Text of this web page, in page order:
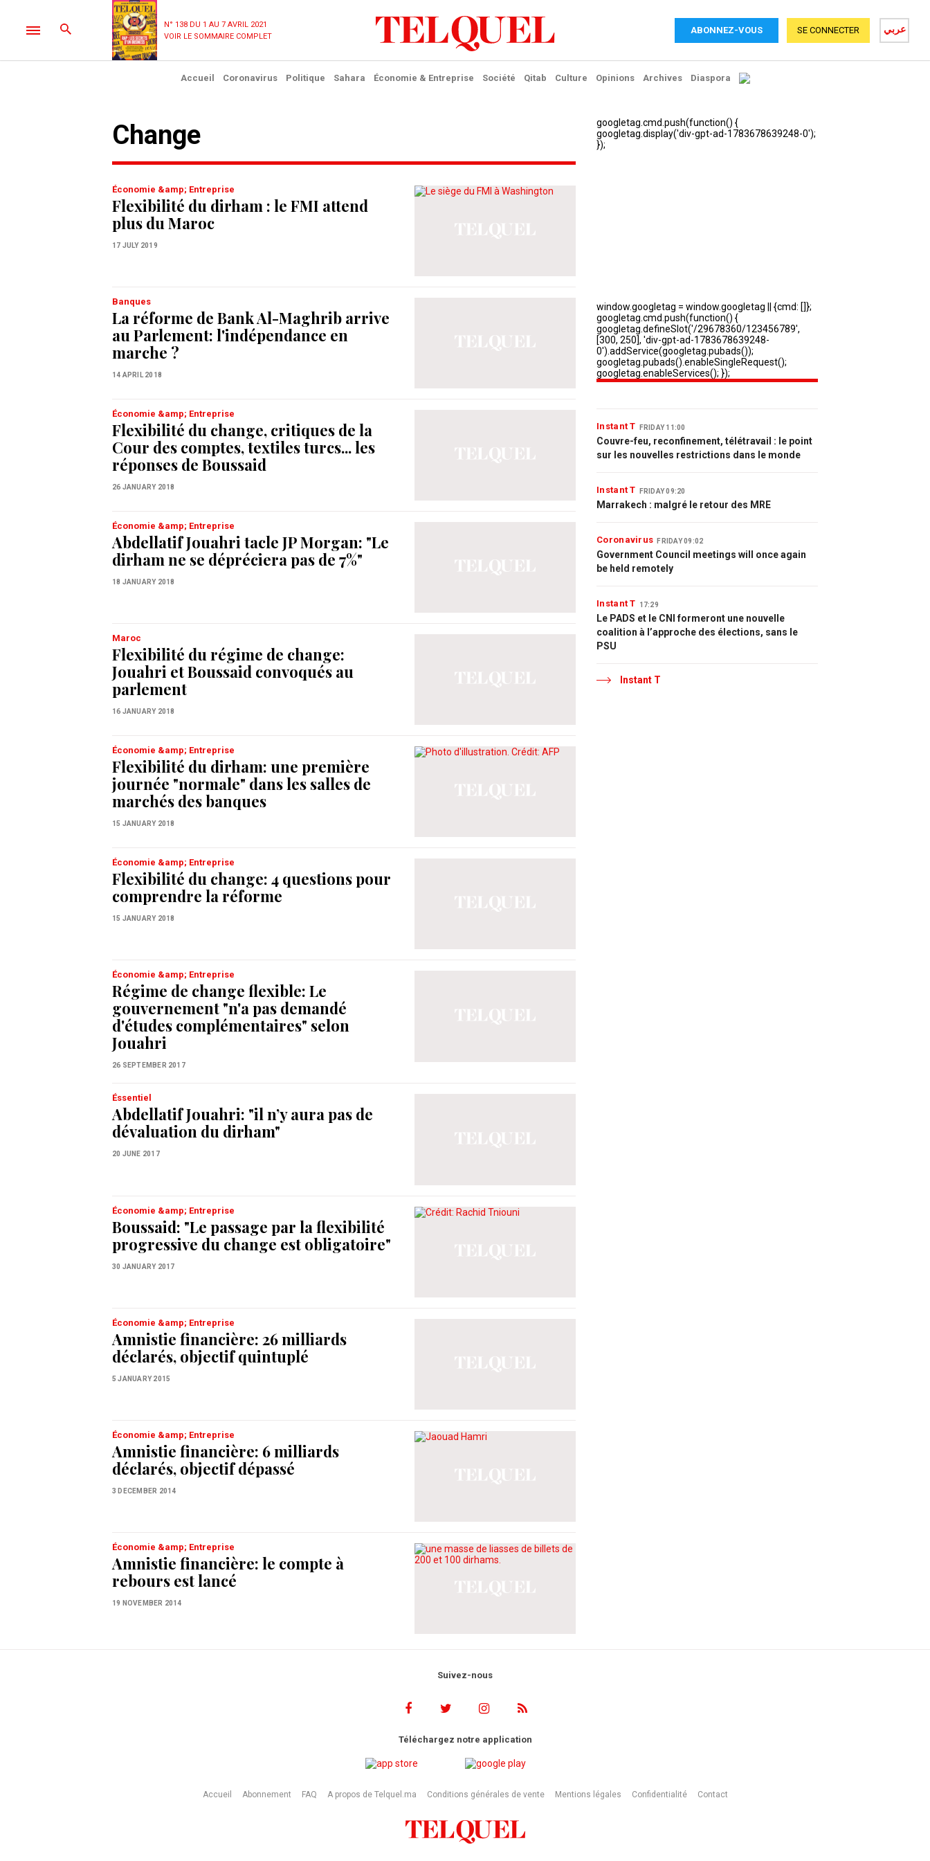
N° 138 DU 1 AU 7 AVRIL 2021
VOIR LE SOMMAIRE COMPLET
ABONNEZ-VOUS عربي SE CONNECTER
Accueil Coronavirus Politique Sahara Économie & Entreprise Société Qitab Culture Opinions Archives Diaspora
change
Économie &amp; Entreprise
Flexibilité du dirham : le FMI attend
plus du Maroc
17 JULY 2019
Banques
La réforme de Bank Al-Maghrib arrive
au Parlement: l'indépendance en
marche ?
14 APRIL 2018
Économie &amp; Entreprise
Flexibilité du change, critiques de la
Cour des comptes, textiles turcs... les
réponses de Boussaid
26 JANUARY 2018
Économie &amp; Entreprise
Abdellatif Jouahri tacle JP Morgan: "Le
dirham ne se dépréciera pas de 7%"
18 JANUARY 2018
Maroc
Flexibilité du régime de change:
Jouahri et Boussaid convoqués au
parlement
16 JANUARY 2018
Économie &amp; Entreprise
Flexibilité du dirham: une première
journée "normale" dans les salles de
marchés des banques
15 JANUARY 2018
Économie &amp; Entreprise
Flexibilité du change: 4 questions pour
comprendre la réforme
15 JANUARY 2018
Économie &amp; Entreprise
Régime de change flexible: Le
gouvernement "n'a pas demandé
d'études complémentaires" selon
Jouahri
26 SEPTEMBER 2017
Éssentiel
Abdellatif Jouahri: "il n’y aura pas de
dévaluation du dirham"
20 JUNE 2017
Économie &amp; Entreprise
Boussaid: "Le passage par la flexibilité
progressive du change est obligatoire"
30 JANUARY 2017
Économie &amp; Entreprise
Amnistie financière: 26 milliards
déclarés, objectif quintuplé
5 JANUARY 2015
Économie &amp; Entreprise
Amnistie financière: 6 milliards
déclarés, objectif dépassé
3 DECEMBER 2014
Économie &amp; Entreprise
Amnistie financière: le compte à
rebours est lancé
19 NOVEMBER 2014
Instant T FRIDAY 11:00
Couvre-feu, reconfinement, télétravail : le point
sur les nouvelles restrictions dans le monde
Instant T FRIDAY 09:20
Marrakech : malgré le retour des MRE
Coronavirus FRIDAY 09:02
Government Council meetings will once again
be held remotely
Instant T 17:29
Le PADS et le CNI formeront une nouvelle
coalition à l’approche des élections, sans le
PSU
Instant T
Suivez-nous
Téléchargez notre application
Accueil Abonnement FAQ A propos de Telquel.ma Conditions générales de vente Mentions légales Confidentialité Contact